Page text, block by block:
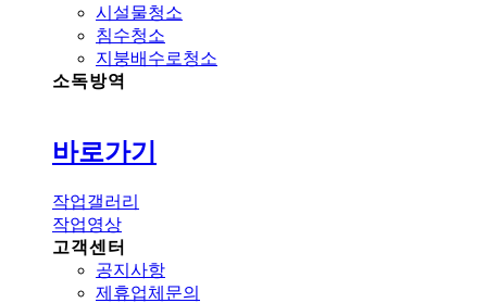
시설물청소
침수청소
지붕배수로청소
소독방역
바로가기
작업갤러리
작업영상
고객센터
공지사항
제휴업체문의